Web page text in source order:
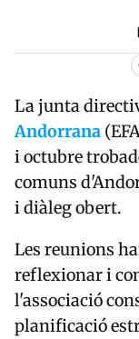
La junta
Andorrana
i octubre
comuns
i diàleg obert.
Les reunions
reflexionar i
l'associació
planificació